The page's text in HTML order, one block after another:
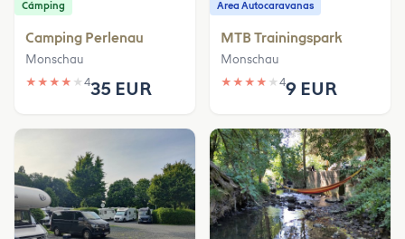
Cámping
Camping Perlenau
Monschau
★ ★ ★ ★ ★ 435 EUR
Area Autocaravanas
MTB Trainingspark
Monschau
★ ★ ★ ★ ★ 49 EUR